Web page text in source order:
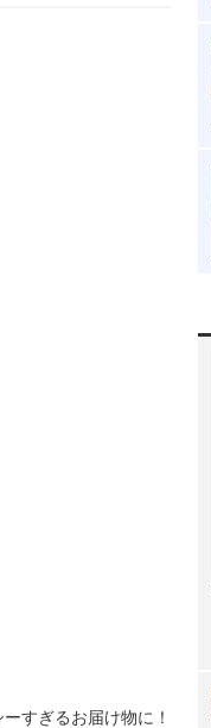
すぎるお届け物に！